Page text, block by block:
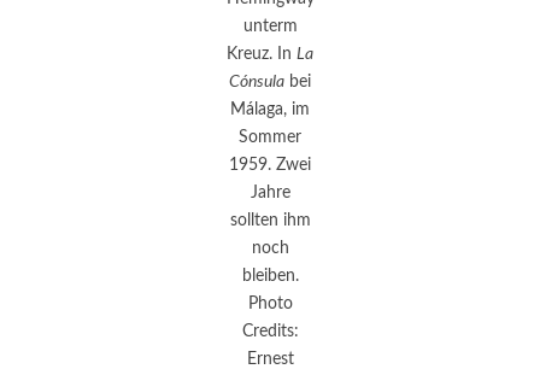
unterm
Kreuz. In La
Cónsula bei
Málaga, im
Sommer
1959. Zwei
Jahre
sollten ihm
noch
bleiben.
Photo
Credits:
Ernest